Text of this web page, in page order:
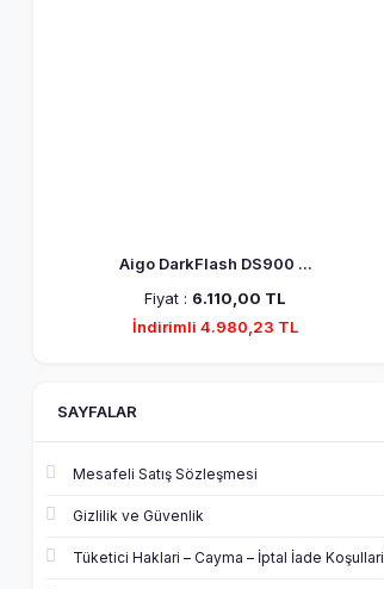
Aigo DarkFlash DS900 ...
Fiyat : 6.110,00 TL
İndirimli 4.980,23 TL
SAYFALAR
Mesafeli Satış Sözleşmesi
Gizlilik ve Güvenlik
Tüketici Haklari – Cayma – İptal İade Koşullari